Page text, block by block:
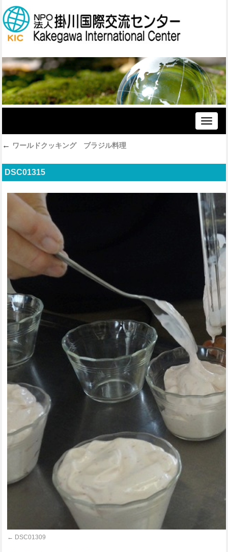
Toggle
← ワールドクッキング ブラジル料理
DSC01315
DSC01309